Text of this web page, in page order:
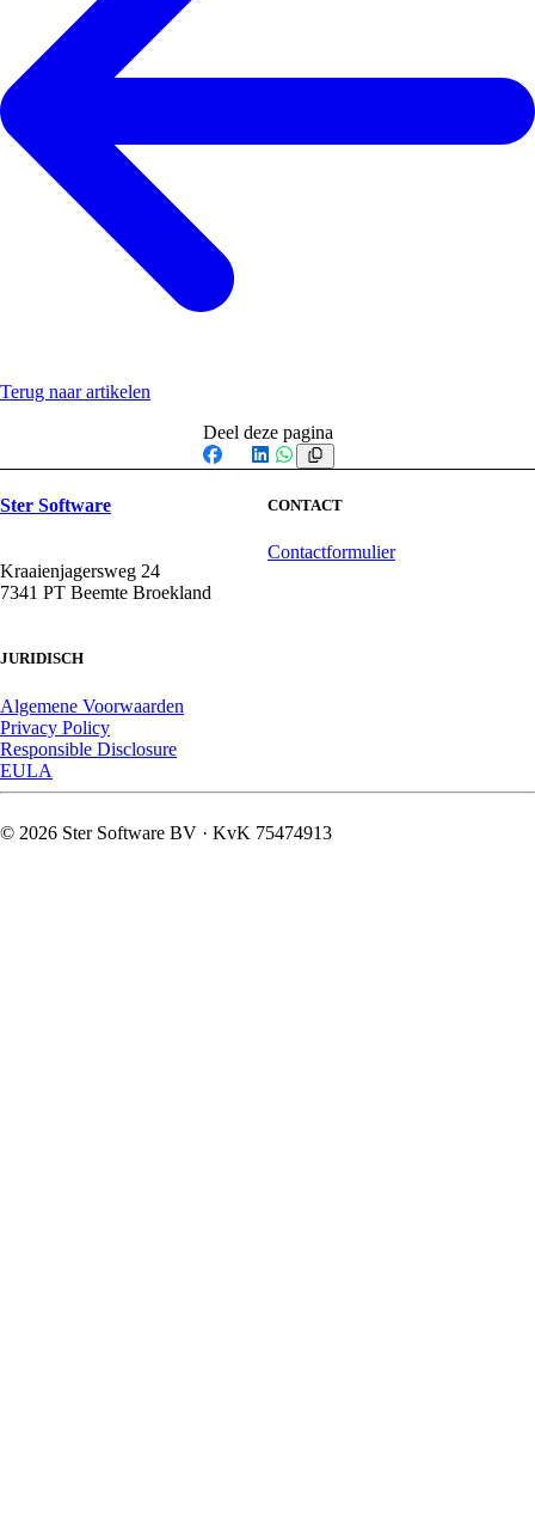
Terug naar artikelen
Deel deze pagina
Facebook
X LinkedIn
WhatsApp
Ster Software
Kraaienjagersweg 24
7341 PT Beemte Broekland
CONTACT
Contactformulier
JURIDISCH
Algemene Voorwaarden
Privacy Policy
Responsible Disclosure
EULA
© 2026 Ster Software BV · KvK 75474913